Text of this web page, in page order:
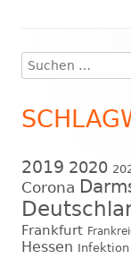
Haupt-
Suchen
nach:
2019 2020
Corona
Frankfurt
Hessen Infektion